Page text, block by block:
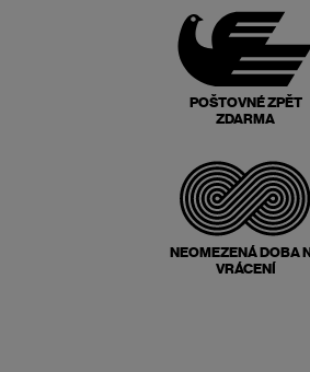
POŠTOVNÉ ZPĚT
ZDARMA
NEOMEZENÁ DOBA
VRÁCENÍ